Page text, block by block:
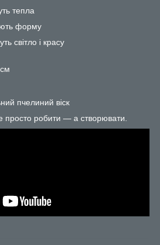
тепла
форму
світло і красу
пчелиний віск
робити — а створювати.